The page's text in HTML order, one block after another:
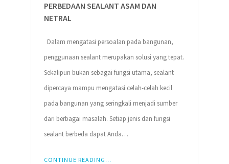
PERBEDAAN SEALANT ASAM DAN
NETRAL
Dalam mengatasi persoalan pada bangunan,
penggunaan sealant merupakan solusi yang tepat.
Sekalipun bukan sebagai fungsi utama, sealant
dipercaya mampu mengatasi celah-celah kecil
pada bangunan yang seringkali menjadi sumber
dari berbagai masalah. Setiap jenis dan fungsi
sealant berbeda dapat Anda…
CONTINUE READING...